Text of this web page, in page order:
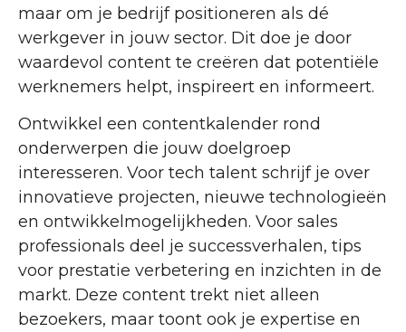
maar om je bedrijf positioneren als dé
werkgever in jouw sector. Dit doe je door
waardevol content te creëren dat potentiële
werknemers helpt, inspireert en informeert.
Ontwikkel een contentkalender rond
onderwerpen die jouw doelgroep
interesseren. Voor tech talent schrijf je over
innovatieve projecten, nieuwe technologieën
en ontwikkelmogelijkheden. Voor sales
professionals deel je successverhalen, tips
voor prestatie verbetering en inzichten in de
markt. Deze content trekt niet alleen
bezoekers, maar toont ook je expertise en